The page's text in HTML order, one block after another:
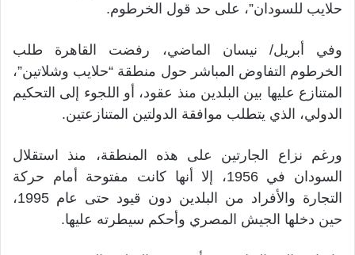
حلايب للسودان”، على حد قول الخرطوم.
وفي أبريل/ نيسان الماضي، رفضت القاهرة طلب
الخرطوم التفاوض المباشر حول منطقة “حلايب وشلاتين”،
المتنازع عليها بين البلدين منذ عقود، أو اللجوء إلى التحكيم
الدولي، الذي يتطلب موافقة الدولتين المتنازعتين.
ورغم نزاع الجارتين على هذه المنطقة، منذ استقلال
السودان في 1956، إلا أنها كانت مفتوحة أمام حركة
التجارة والأفراد من البلدين دون قيود حتى عام 1995،
حين دخلها الجيش المصري وأحكم سيطرته عليها.